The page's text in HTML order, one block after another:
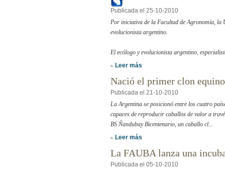
Publicada el 25-10-2010
Por iniciativa de la Facultad de Agronomía, la
evolucionista argentino.
El ecólogo y evolucionista argentino,
» Leer más
Nació el primer clon
Publicada el 21-10-2010
La Argentina se posicionó entre los cuatro
capaces de reproducir caballos de valor a
BS Ñandubay Bicentenario, un caballo cl...
» Leer más
La FAUBA lanza una
Publicada el 05-10-2010